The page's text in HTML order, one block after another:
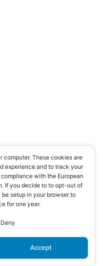
computer. These cookies are
experience and to track your
with the European
If you decide to to opt-out of
setup in your browser to
for one year.
Accept